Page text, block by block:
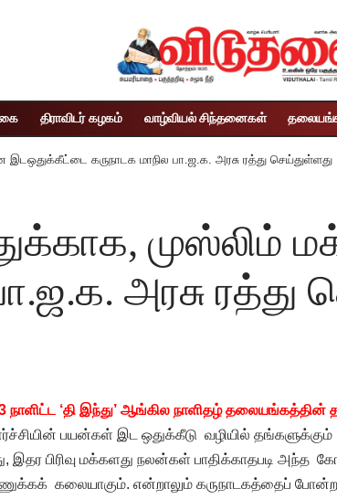
திராவிடர் கழகம் வாழ்வியல் சிந்தனைகள்
கருநாடக மாநில பா.ஜ.க. அரசு ரத்து செய்துள்ளது
முஸ்லிம்
அரசு ரத்து
நாளிட்ட ‘தி இந்து’ ஆங்கில நாளிதழ் தலையங்கத்தின்
பயன்கள் இட ஒதுக்கீடு வழியில்
இதர பிரிவு மக்களது நலன்கள் பாதிக்காதபடி
கலையாகும். என்றாலும் கருநாடகத்தைப்